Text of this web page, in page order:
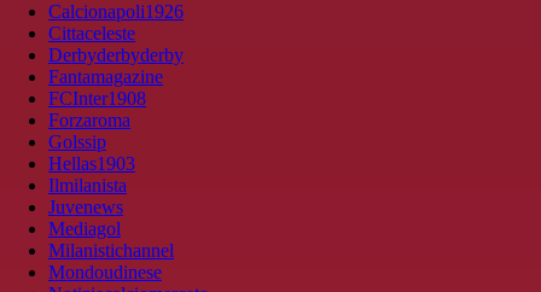
Calcionapoli1926
Cittaceleste
Derbyderbyderby
Fantamagazine
FCInter1908
Forzaroma
Golssip
Hellas1903
Ilmilanista
Juvenews
Mediagol
Milanistichannel
Mondoudinese